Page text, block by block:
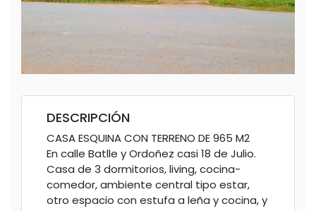
DESCRIPCIÓN
CASA ESQUINA CON TERRENO DE 965 M2
En calle Batlle y Ordoñez casi 18 de Julio.
Casa de 3 dormitorios, living, cocina-
comedor, ambiente central tipo estar,
otro espacio con estufa a leña y cocina, y